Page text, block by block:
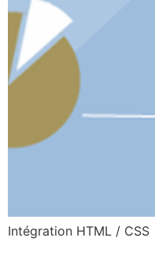
Intégration HTML / CSS